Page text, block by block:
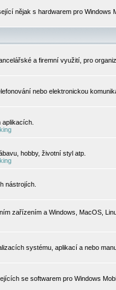
nějak s hardwarem pro Windows
a firemní využití, pro
nebo elektronickou
hobby, životní styl atp.
nástrojích.
zařízením a Windows, MacOS,
systému, aplikací a nebo
se softwarem pro Windows